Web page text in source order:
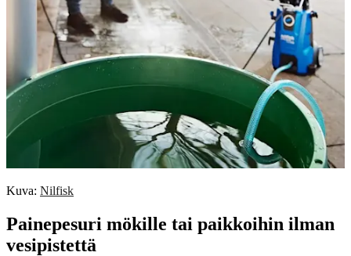
Kuva: Nilfisk
Painepesuri mökille tai paikkoihin ilman
vesipistettä